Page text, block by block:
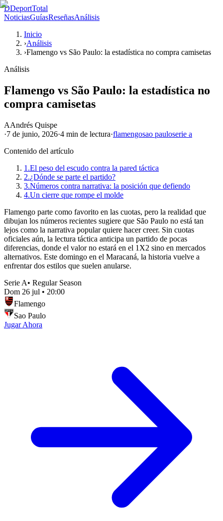
DDeportTotal
NoticiasGuíasReseñasAnálisis
Inicio
›Análisis
›Flamengo vs São Paulo: la estadística no compra camisetas
Análisis
Flamengo vs São Paulo: la estadística no
compra camisetas
AAndrés Quispe
·7 de junio, 2026·4 min de lectura·flamengosao pauloserie a
Contenido del artículo
1.El peso del escudo contra la pared táctica
2.¿Dónde se parte el partido?
3.Números contra narrativa: la posición que defiendo
4.Un cierre que rompe el molde
Flamengo parte como favorito en las cuotas, pero la realidad que
dibujan los números recientes sugiere que São Paulo no está tan
lejos como la narrativa popular quiere hacer creer. Sin cuotas
oficiales aún, la lectura táctica anticipa un partido de pocas
diferencias, donde el valor no estará en el 1X2 sino en mercados
alternativos. Este domingo en el Maracaná, la historia vuelve a
enfrentar dos estilos que suelen anularse.
Serie A• Regular Season
Dom 26 jul • 20:00
Flamengo
Sao Paulo
Jugar Ahora